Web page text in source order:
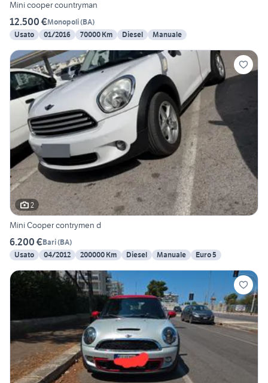
Mini cooper countryman
12.500 €Monopoli(BA)
Usato
01/2016 70000 Km Diesel Manuale
2
Mini Cooper contrymen d
6.200 €Bari(BA)
Usato
04/2012 200000 Km Diesel Manuale Euro 5